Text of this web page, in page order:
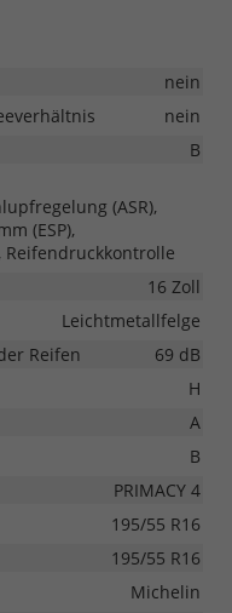
nein
nein
B
(ASR),
(ESP),
Reifendruckkontrolle
16 Zoll
Leichtmetallfelge
Reifen
69 dB
H
A
B
PRIMACY 4
195/55 R16
195/55 R16
Michelin